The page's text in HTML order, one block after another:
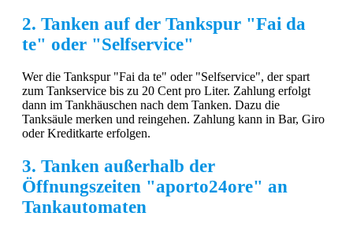
2. Tanken auf der Tankspur "Fai da
te" oder "Selfservice"
Wer die Tankspur "Fai da te" oder "Selfservice", der spart
zum Tankservice bis zu 20 Cent pro Liter. Zahlung erfolgt
dann im Tankhäuschen nach dem Tanken. Dazu die
Tanksäule merken und reingehen. Zahlung kann in Bar, Giro
oder Kreditkarte erfolgen.
3. Tanken außerhalb der
Öffnungszeiten "aporto24ore" an
Tankautomaten